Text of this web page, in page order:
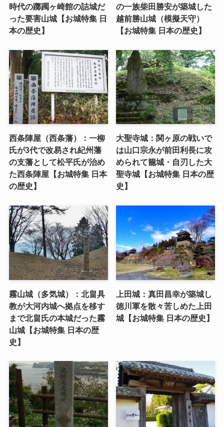
時代の躑躅ヶ崎館の詰城だ
った要害山城【お城特集 日
本の歴史】
の一族柴田勝安が築城した
越前勝山城（模擬天守）
【お城特集 日本の歴史】
西条陣屋（西条藩）：一柳
氏が3代で改易され紀州藩
の支藩として松平氏が治め
た西条陣屋【お城特集 日本
の歴史】
大聖寺城：関ヶ原の戦いで
は山口宗永が前田利長に攻
められて籠城・自刃した大
聖寺城【お城特集 日本の歴
史】
霧山城（多気城）：北畠具
教が大河内城へ拠点を移す
まで北畠氏の本城だった霧
山城【お城特集 日本の歴
史】
上田城：真田昌幸が築城し
徳川軍を散々苦しめた上田
城【お城特集 日本の歴史】